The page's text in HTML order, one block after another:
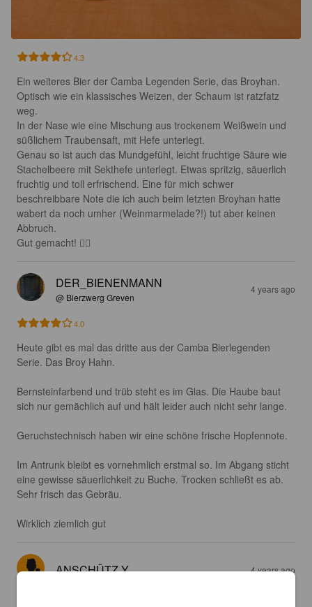
4.3
Ein weiteres Bier der Camba Legenden Serie, das Broyhan.
Optisch wie ein klassisches Weizen, der Schaum ist ratzfatz
weg.
In der Nase wie eine Mischung aus trockenem Weißwein und
süßlichem Traubensaft, mit Hefe unterlegt.
Genau so ist auch das Mundgefühl, leicht fruchtige Säure wie
Stachelbeere mit Sekthefe unterlegt. Etwas spritzig, säuerlich
fruchtig und toll erfrischend. Eine für mich schwer
beschreibbare Note die ich auch beim letzten Broyhan hatte
wabert da noch umher (Weinmarmelade?!) tut aber keinen
Abbruch.
Gut gemacht! 👌🏼
DER_BIENENMANN
@ Bierzwerg Greven
4 years ago
4.0
Heute gibt es mal das dritte aus der Camba Bierlegenden
Serie. Das Broy Hahn.
Bernsteinfarbend und trüb steht es im Glas. Die Haube baut
sich nur gemächlich auf und hält leider auch nicht sehr lange.
Geruchstechnisch haben wir eine schöne frische Hopfennote.
Im Antrunk bleibt es vornehmlich erstmal so. Im Abgang sticht
eine gewisse säuerlichkeit zu Buche. Trocken schließt es ab.
Sehr frisch das Gebräu.
Wirklich ziemlich gut
ANSCHÜTZ Y 4 years ago